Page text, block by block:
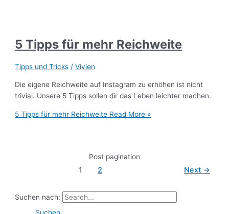
5 Tipps für mehr Reichweite
Tipps und Tricks /Vivien
Die eigene Reichweite auf Instagram zu erhöhen ist nicht
trivial. Unsere 5 Tipps sollen dir das Leben leichter machen.
5 Tipps für mehr Reichweite Read More »
Post pagination
1 2 Next →
Suchen nach: